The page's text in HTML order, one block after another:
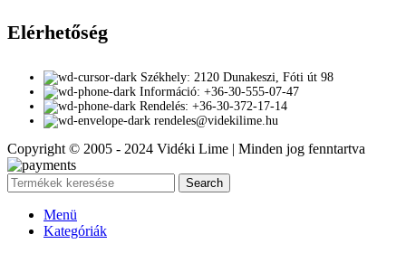
Elérhetőség
Székhely: 2120 Dunakeszi, Fóti út 98
Információ: +36-30-555-07-47
Rendelés: +36-30-372-17-14
rendeles@videkilime.hu
Copyright © 2005 - 2024 Vidéki Lime | Minden jog fenntartva
Search
Menü
Kategóriák